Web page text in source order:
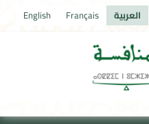
العربية Français
English